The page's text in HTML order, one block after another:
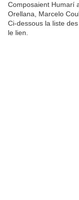
Composaient Humarí
Orellana, Marcelo
Ci-dessous la liste
le lien.